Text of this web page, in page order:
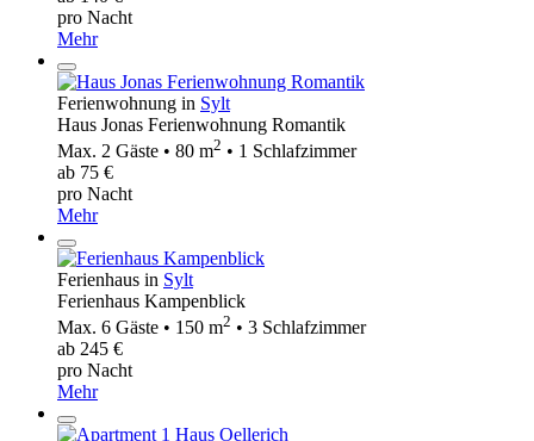
pro Nacht
Mehr
Ferienwohnung in Sylt
Haus Jonas Ferienwohnung Romantik
Max. 2 Gäste • 80 m2 • 1 Schlafzimmer
ab 75 €
pro Nacht
Mehr
Ferienhaus in Sylt
Ferienhaus Kampenblick
Max. 6 Gäste • 150 m2 • 3 Schlafzimmer
ab 245 €
pro Nacht
Mehr